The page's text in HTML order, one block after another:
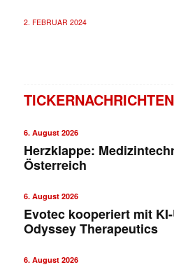
2. FEBRUAR 2024
TICKERNACHRICHTEN
6. August 2026
Herzklappe:
Österreich
6. August 2026
Evotec kooperiert mit
Odyssey Therapeutics
6. August 2026